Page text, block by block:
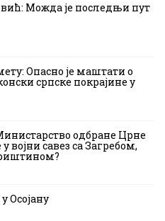
Можда је последњи пут
Опасно је маштати о
српске покрајине у
одбране Црне
војни савез са Загребом,
Осојану